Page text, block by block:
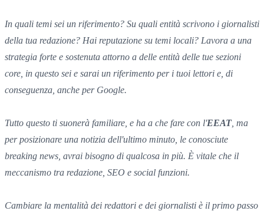
In quali temi sei un riferimento? Su quali entità scrivono i giornalisti
della tua redazione? Hai reputazione su temi locali? Lavora a una
strategia forte e sostenuta attorno a delle entità delle tue sezioni
core, in questo sei e sarai un riferimento per i tuoi lettori e, di
conseguenza, anche per Google.
Tutto questo ti suonerà familiare, e ha a che fare con l'EEAT, ma
per posizionare una notizia dell'ultimo minuto, le conosciute
breaking news, avrai bisogno di qualcosa in più. È vitale che il
meccanismo tra redazione, SEO e social funzioni.
Cambiare la mentalità dei redattori e dei giornalisti è il primo passo